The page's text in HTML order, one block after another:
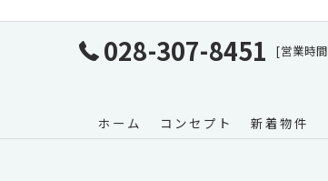
028-307-8451 [営業時
ホーム コンセプト 新着物件